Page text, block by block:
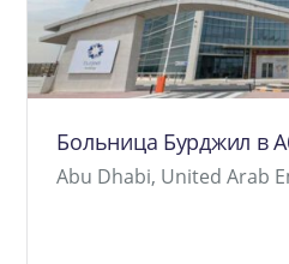
Больница Бурджил в
Abu Dhabi, United Arab